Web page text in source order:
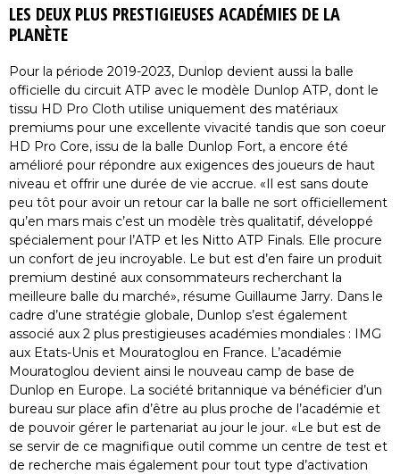
LES DEUX PLUS PRESTIGIEUSES ACADÉMIES DE LA
PLANÈTE
Pour la période 2019-2023, Dunlop devient aussi la balle
officielle du circuit ATP avec le modèle Dunlop ATP, dont le
tissu HD Pro Cloth utilise uniquement des matériaux
premiums pour une excellente vivacité tandis que son coeur
HD Pro Core, issu de la balle Dunlop Fort, a encore été
amélioré pour répondre aux exigences des joueurs de haut
niveau et offrir une durée de vie accrue. «Il est sans doute
peu tôt pour avoir un retour car la balle ne sort officiellement
qu’en mars mais c’est un modèle très qualitatif, développé
spécialement pour l’ATP et les Nitto ATP Finals. Elle procure
un confort de jeu incroyable. Le but est d’en faire un produit
premium destiné aux consommateurs recherchant la
meilleure balle du marché», résume Guillaume Jarry. Dans le
cadre d’une stratégie globale, Dunlop s’est également
associé aux 2 plus prestigieuses académies mondiales : IMG
aux Etats-Unis et Mouratoglou en France. L’académie
Mouratoglou devient ainsi le nouveau camp de base de
Dunlop en Europe. La société britannique va bénéficier d’un
bureau sur place afin d’être au plus proche de l’académie et
de pouvoir gérer le partenariat au jour le jour. «Le but est de
se servir de ce magnifique outil comme un centre de test et
de recherche mais également pour tout type d’activation